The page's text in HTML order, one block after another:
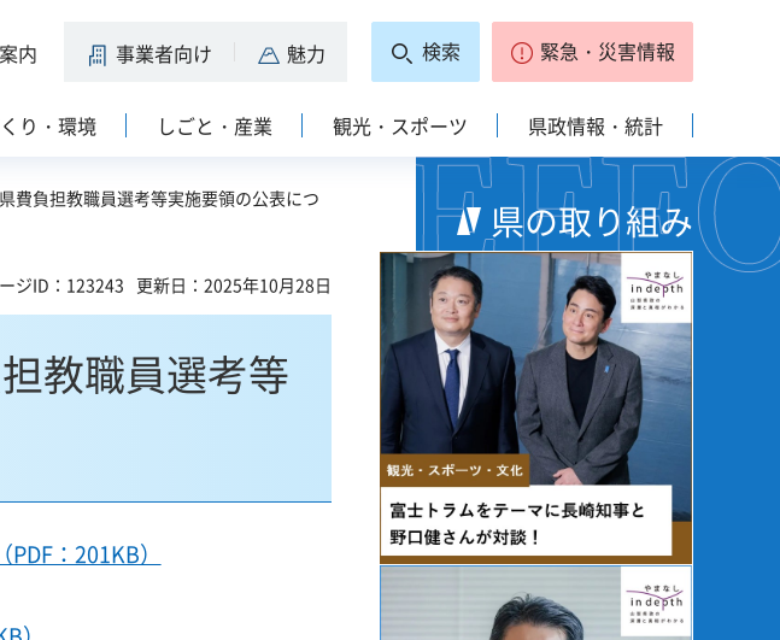
内 事業者向け 魅力 検索 緊急・災害情報
り・環境 しごと・産業 観光・スポーツ 県政情報・統計
費負担教職員選考等実施要領の公表につ
ジID：123243 更新日：2025年10月28日
教職員選考等
：201KB）
県の取り組み